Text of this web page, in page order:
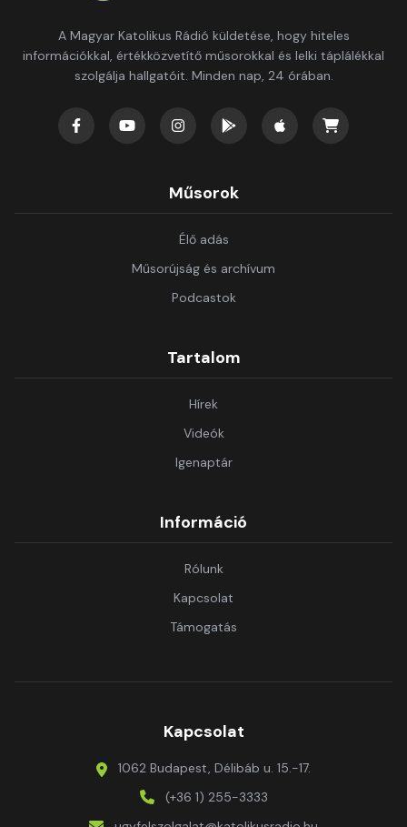
A Magyar Katolikus Rádió küldetése, hogy hiteles
információkkal, értékközvetítő műsorokkal és lelki táplálékkal
szolgálja hallgatóit. Minden nap, 24 órában.
Műsorok
Élő adás
Műsorújság és archívum
Podcastok
Tartalom
Hírek
Videók
Igenaptár
Információ
Rólunk
Kapcsolat
Támogatás
Kapcsolat
1062 Budapest, Délibáb u. 15.-17.
(+36 1) 255-3333